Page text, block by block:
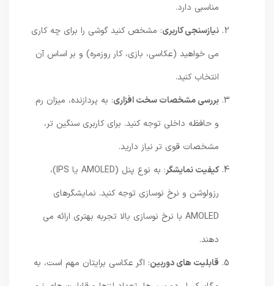
مناسبی دارد.
نیازسنجی کاربری: مشخص کنید گوشی را برای چه کاری
می خواهید (عکاسی، بازی، کار روزمره) و بر اساس آن
انتخاب کنید.
بررسی مشخصات سخت افزاری: به پردازنده، میزان رم
و حافظه داخلی توجه کنید. برای کاربری سنگین تر،
مشخصات قوی تر نیاز دارید.
کیفیت نمایشگر
: به نوع پنل (AMOLED یا IPS)،
رزولوشن و نرخ نوسازی توجه کنید. نمایشگرهای
AMOLED با نرخ نوسازی بالا تجربه بهتری ارائه می
قابلیت های دوربین: اگر عکاسی برایتان مهم است، به